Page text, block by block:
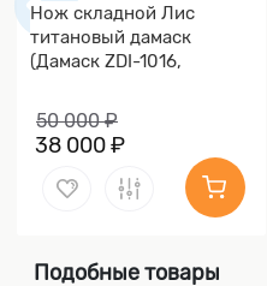
Нож складной Лис
титановый дамаск
(Дамаск ZDI-1016,
50 000 ₽
38 000 ₽
Подобные товары